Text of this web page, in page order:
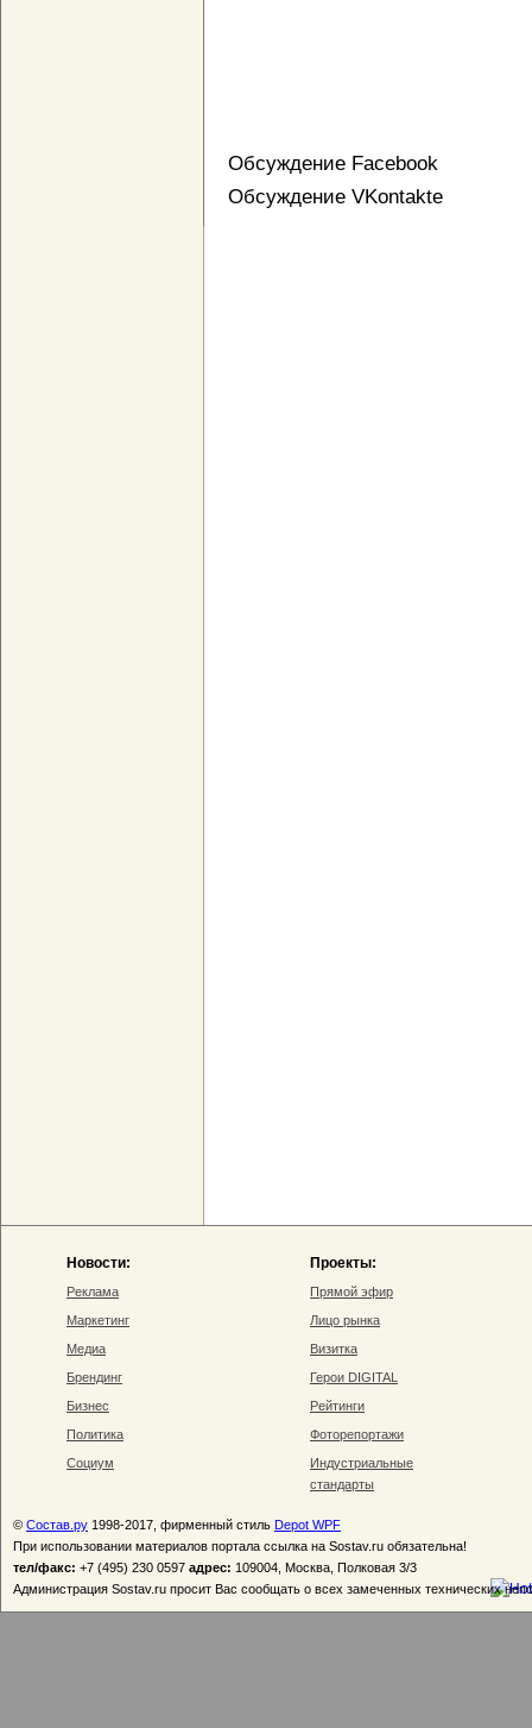
Обсуждение Facebook
Обсуждение VKontakte
Новости:
Реклама
Маркетинг
Медиа
Брендинг
Бизнес
Политика
Социум
Проекты:
Прямой эфир
Лицо рынка
Визитка
Герои DIGITAL
Рейтинги
Фоторепортажи
Индустриальные
стандарты
© Состав.ру 1998-2017, фирменный стиль Depot WPF
При использовании материалов портала ссылка на Sostav.ru обязательна!
тел/факс: +7 (495) 230 0597 адрес: 109004, Москва, Полковая 3/3
Администрация Sostav.ru просит Вас сообщать о всех замеченных технических